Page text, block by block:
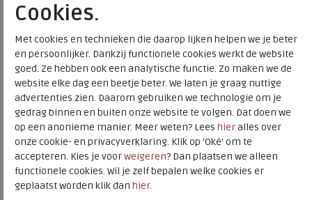
Merk
Solidus
Fabrikantcode
71125-40349
Bestelcode
136.34.000006
Kleur
Bosco
Materiaal
Velour
k
Uitneembaar voetbed
ja
Hakhoogte
2.00 cm
Cookies.
Met cookies en technieken die daarop lijken helpen we je beter
en persoonlijker. Dankzij functionele cookies werkt de website
goed. Ze hebben ook een analytische functie. Zo maken we de
website elke dag een beetje beter. We laten je graag nuttige
advertenties zien. Daarom gebruiken we technologie om je
gedrag binnen en buiten onze website te volgen. Dat doen we
op een anonieme manier. Meer weten? Lees hieralles over
onze cookie- en privacyverklaring. Klik op 'Oké' om te
accepteren. Kies je voorweigeren? Dan plaatsen we alleen
functionele cookies. Wil je zelf bepalen welke cookies er
geplaatst worden klik dan hier.